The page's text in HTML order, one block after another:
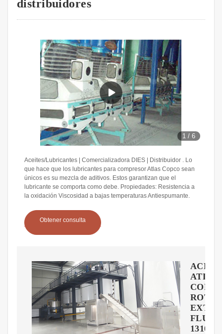
distribuidores
1 /6
Aceites/Lubricantes | Comercializadora DIES | Distribuidor . Lo
que hace que los lubricantes para compresor Atlas Copco sean
únicos es su mezcla de aditivos. Estos garantizan que el
lubricante se comporta como debe. Propiedades: Resistencia a
la oxidación Viscosidad a bajas temperaturas Antiespumante.
Obtener consulta
ATLAS
ROTO-
FLUID,